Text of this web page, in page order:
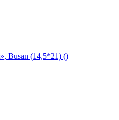
Busan (14,5*21) ()